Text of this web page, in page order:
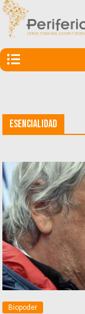
Esencialidad
Biopoder